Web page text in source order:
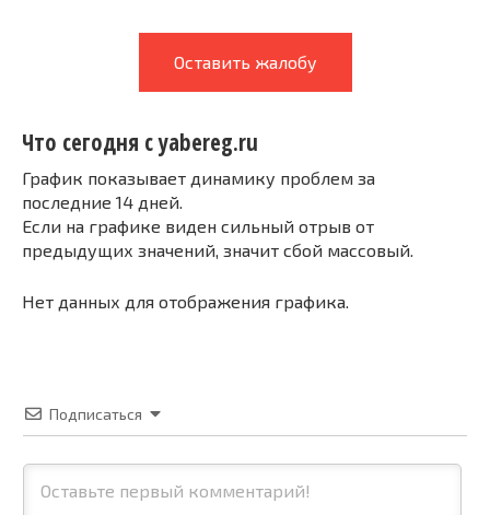
Оставить жалобу
Что сегодня с yabereg.ru
График показывает динамику проблем за
последние 14 дней.
Если на графике виден сильный отрыв от
предыдущих значений, значит сбой массовый.
Нет данных для отображения графика.
Подписаться